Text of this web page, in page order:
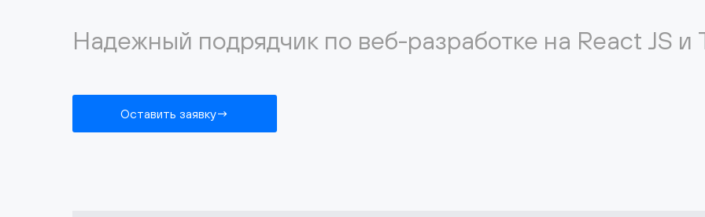
Надежный подрядчик по веб-разработке на React JS и
Оставить заявку